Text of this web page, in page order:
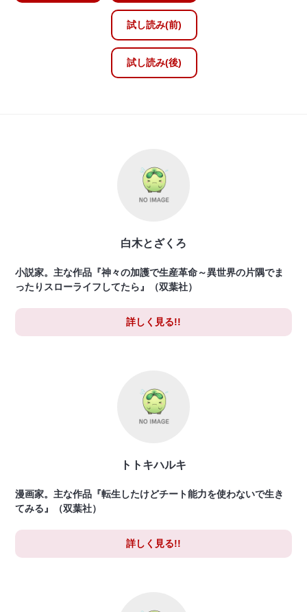
試し読み(前)
試し読み(後)
白木とざくろ
小説家。主な作品『神々の加護で生産革命～異世界の片隅でま
ったりスローライフしてたら』（双葉社）
詳しく見る!!
トトキハルキ
漫画家。主な作品『転生したけどチート能力を使わないで生き
てみる』（双葉社）
詳しく見る!!